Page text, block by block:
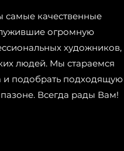
самые качественные
огромную
художников,
людей. Мы стараемся
и подобрать подходящую
Всегда рады Вам!